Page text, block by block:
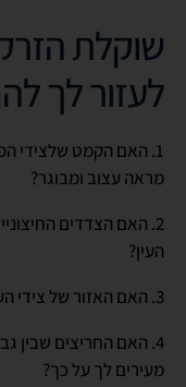
שוקלת
לעזור לך
1. האם הקמט שלצידי
מראה עצוב ומבוגר?
2. האם הצדדים
העין?
3. האם האזור של צידי העיניים חרוש קמטים גם כשאינך מחייכת?
4. האם החריצים שבין
מעירים לך על כך?